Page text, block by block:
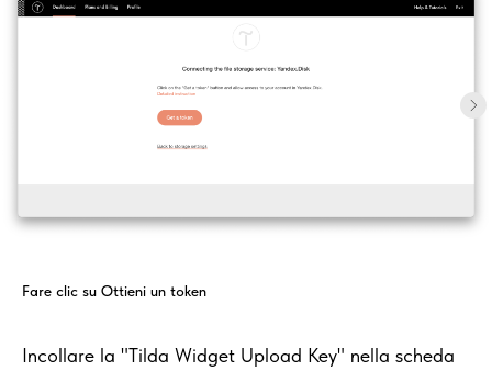
Fare clic su Ottieni un token
Incollare la "Tilda Widget Upload Key" nella scheda